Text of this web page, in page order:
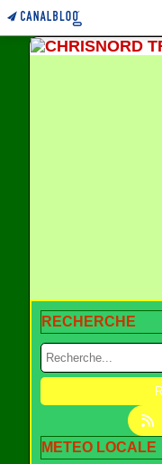
RECHERCHE
METEO LOCALE